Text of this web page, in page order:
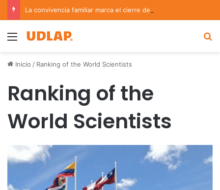
Menu
Inicio / Ranking of the World Scientists
Ranking of the
World Scientists